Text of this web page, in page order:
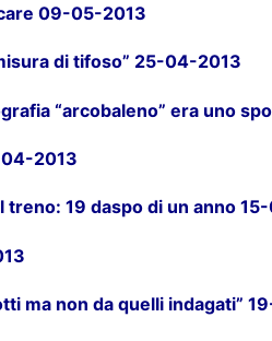
09-05-2013
di tifoso” 25-04-2013
“arcobaleno” era uno
2013
19 daspo di un anno
ma non da quelli indagati”